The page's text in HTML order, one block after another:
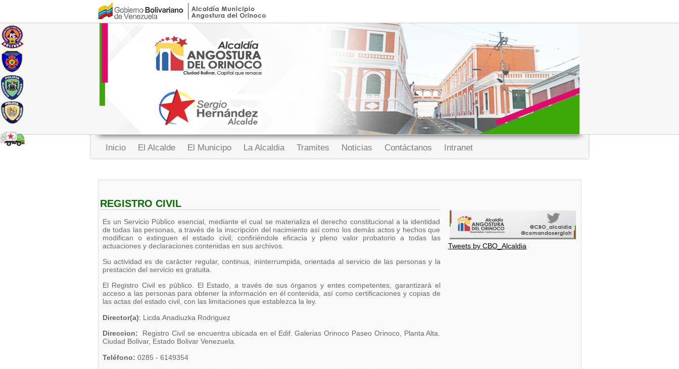
Inicio El Alcalde El Municipo La Alcaldia Tramites Noticias Contáctanos Intranet
REGISTRO CIVIL
Es un Servicio Público esencial, mediante el cual se materializa el derecho constitucional a la identidad
de todas las personas, a través de la inscripción del nacimiento así como los demás actos y hechos que
modifican o extinguen el estado civil; confiriéndole eficacia y pleno valor probatorio a todas las
actuaciones y declaraciones contenidas en sus archivos.
Su actividad es de carácter regular, continua, ininterrumpida, orientada al servicio de las personas y la
prestación del servicio es gratuita.
El Registro Civil es público. El Estado, a través de sus órganos y entes competentes, garantizará el
acceso a las personas para obtener la información en él contenida, así como certificaciones y copias de
las actas del estado civil, con las limitaciones que establezca la ley.
Director(a): Licda.Anadiuzka Rodriguez
Direccion: Registro Civil se encuentra ubicada en el Edif. Galerias Orinoco Paseo Orinoco, Planta Alta.
Ciudad Bolivar, Estado Bolivar Venezuela.
Teléfono: 0285 - 6149354
Tweets by CBO_Alcaldia